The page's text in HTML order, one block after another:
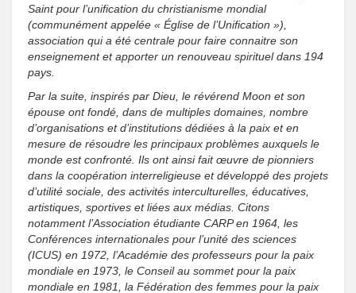
Saint pour l’unification du christianisme mondial
(communément appelée « Église de l’Unification »),
association qui a été centrale pour faire connaitre son
enseignement et apporter un renouveau spirituel dans 194
pays.
Par la suite, inspirés par Dieu, le révérend Moon et son
épouse ont fondé, dans de multiples domaines, nombre
d’organisations et d’institutions dédiées à la paix et en
mesure de résoudre les principaux problèmes auxquels le
monde est confronté. Ils ont ainsi fait œuvre de pionniers
dans la coopération interreligieuse et développé des projets
d’utilité sociale, des activités interculturelles, éducatives,
artistiques, sportives et liées aux médias. Citons
notamment l’Association étudiante CARP en 1964, les
Conférences internationales pour l’unité des sciences
(ICUS) en 1972, l’Académie des professeurs pour la paix
mondiale en 1973, le Conseil au sommet pour la paix
mondiale en 1981, la Fédération des femmes pour la paix